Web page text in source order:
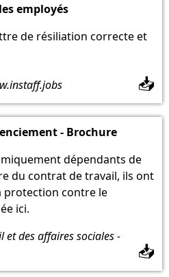
employés
de résiliation correcte et
📥
- Brochure
dépendants de
du contrat de travail, ils ont
protection contre le
ici.
des affaires sociales -
📥